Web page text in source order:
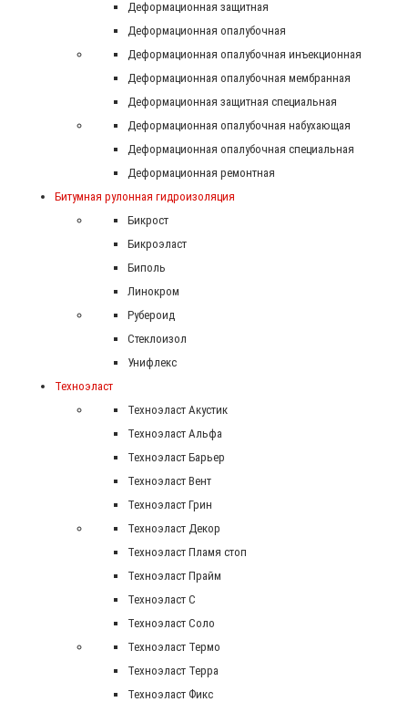
Деформационная защитная
Деформационная опалубочная
Деформационная опалубочная инъекционная
Деформационная опалубочная мембранная
Деформационная защитная специальная
Деформационная опалубочная набухающая
Деформационная опалубочная специальная
Деформационная ремонтная
Битумная рулонная гидроизоляция
Бикрост
Бикроэласт
Биполь
Линокром
Рубероид
Стеклоизол
Унифлекс
Техноэласт
Техноэласт Акустик
Техноэласт Альфа
Техноэласт Барьер
Техноэласт Вент
Техноэласт Грин
Техноэласт Декор
Техноэласт Пламя стоп
Техноэласт Прайм
Техноэласт С
Техноэласт Соло
Техноэласт Термо
Техноэласт Терра
Техноэласт Фикс